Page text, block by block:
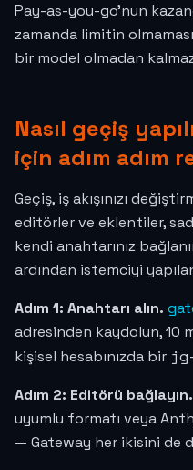
Pay-as-you-go'nun
zamanda limitin
bir model olmadan
Nasıl geçiş
için adım adım
Geçiş, iş akışınızı
editörler ve eklentiler,
kendi anahtarınız
ardından istemciyi
Adım 1: Anahtarı alın.
adresinden kaydolun, 10
kişisel hesabınızda bir
Adım 2: Editörü bağlayın.
uyumlu formatı veya
— Gateway her ikisini de